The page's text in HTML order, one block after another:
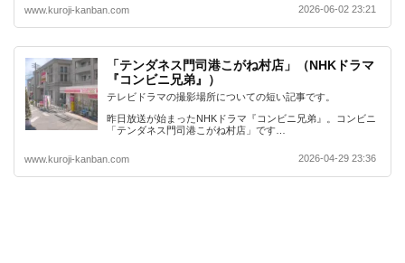
www.kuroji-kanban.com 2026-06-02 23:21
「テンダネス門司港こがね村店」（NHKドラマ
『コンビニ兄弟』）
テレビドラマの撮影場所についての短い記事です。
昨日放送が始まったNHKドラマ『コンビニ兄弟』。コンビニ
「テンダネス門司港こがね村店」です…
www.kuroji-kanban.com 2026-04-29 23:36